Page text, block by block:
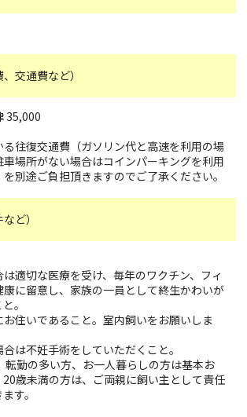
交通費など）
35,000
る往復交通費（ガソリン代と高速を利用の場
場所がない場合はコインパーキングを利用
別途ご負担頂きますのでご了承ください。
ど）
適切な医療を受け、毎年のワクチン、フィ
に留意し、家族の一員として終生かわいが
。
住いであること。室内飼いをお願いしま
は不妊手術をしていただくこと。
勤の多い方、お一人暮らしの方は基本お
歳未満の方は、ご両親に飼い主として責任
す。